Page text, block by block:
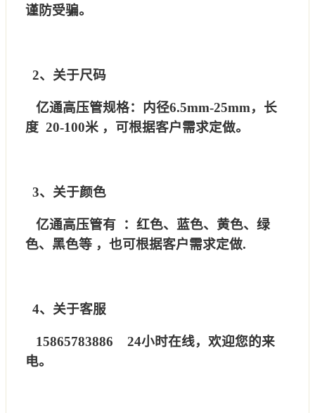
谨防受骗。
2、关于尺码
亿通高压管规格：内径6.5mm-25mm，长
度 20-100米 ，可根据客户需求定做。
3、关于颜色
亿通高压管有 ：红色、蓝色、黄色、绿
色、黑色等 ，也可根据客户需求定做.
4、关于客服
15865783886 24小时在线，欢迎您的来
电。